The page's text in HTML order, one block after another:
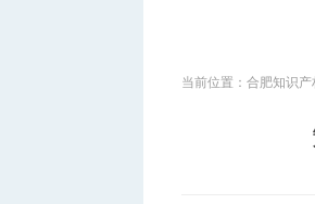
当前位置： 合肥知识